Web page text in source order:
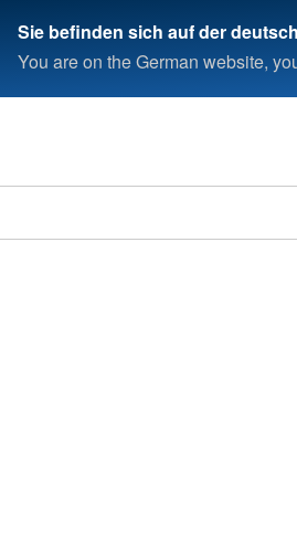
Sie befinden sich auf der
You are on the German website,